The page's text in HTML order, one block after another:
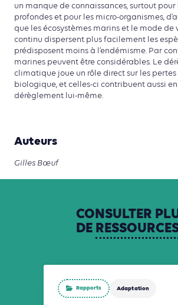
un manque de connaissances, surtout pour
profondes et pour les micro-organismes,
que les écosystèmes marins et le mode de
continu dispersent plus facilement les
prédisposent moins à l’endémisme. Par
marines peuvent être considérables. Le
climatique joue un rôle direct sur les
biologique, et celles-ci contribuent aussi
dérèglement lui-même.
Auteurs
Gilles Bœuf
CONSULTER
DE
Rapports Adaptation